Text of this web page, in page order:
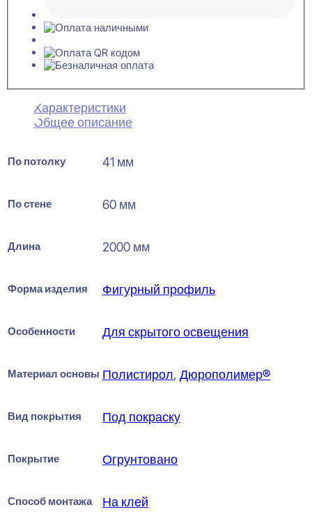
Характеристики
Общее описание
По потолку 41 мм
По стене 60 мм
Длина 2000 мм
Форма изделия Фигурный профиль
Особенности Для скрытого освещения
Материал основы Полистирол, Дюрополимер®
Вид покрытия Под покраску
Покрытие Огрунтовано
Способ монтажа На клей